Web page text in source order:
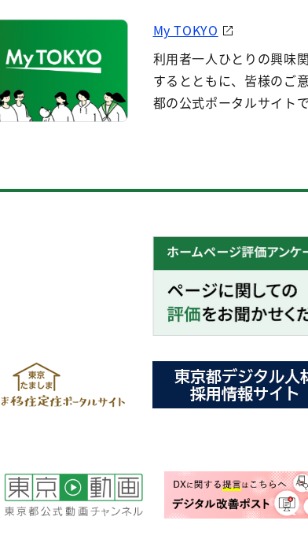
My TOKYO
利用者一人ひとりの興味
するとともに、皆様のご
都の公式ポータルサイトで